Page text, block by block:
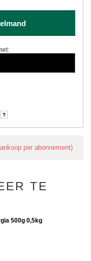
per abonnement)
TE
500g 0,5kg